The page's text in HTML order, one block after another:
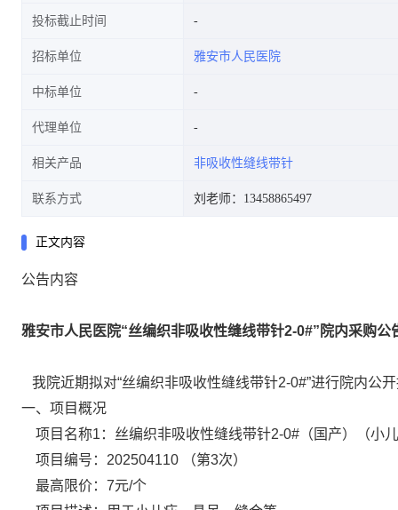
投标截止时间
招标单位 雅安市人民医院
中标单位
代理单位
相关产品 非吸收性缝线带针
联系方式 刘老师：13458865497
正文内容
公告内容
雅安市人民医院“丝编织非吸收性缝线带针2-0#”院内采购公
我院近期拟对“丝编织非吸收性缝线带针2-0#”进行院内公
一、项目概况
项目名称1：丝编织非吸收性缝线带针2-0# （国产） （小
项目编号：202504110 （第3次）
最高限价：7元/个